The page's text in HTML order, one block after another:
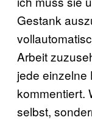
Gestank
Arbeit
jede einzelne
kommentiert.
selbst,